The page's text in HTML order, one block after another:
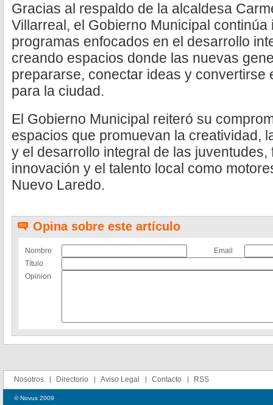
Gracias al respaldo de la alcaldesa
Villarreal, el Gobierno Municipal
programas enfocados en el desarrollo
creando espacios donde las nuevas
prepararse, conectar ideas y convertirse
para la ciudad.
El Gobierno Municipal reiteró su
espacios que promuevan la creatividad,
y el desarrollo integral de las juventudes,
innovación y el talento local como
Nuevo Laredo.
Opina sobre este artículo
Nombre
Email
Título
Opinion
Nosotros Directorio Aviso Legal Contacto RSS
© Novus 2009